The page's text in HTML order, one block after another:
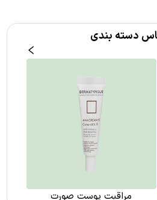
دسته بندی
مراقبت پوست صورت